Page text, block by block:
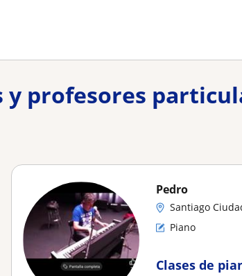
y profesores
Pedro
Santiago
Piano
Clases de